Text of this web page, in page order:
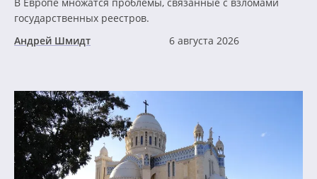
государственных реестров.
Андрей Шмидт
6 августа 2026